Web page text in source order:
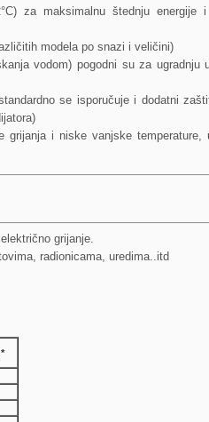
za maksimalnu štednju energije i
modela po snazi i veličini)
vodom) pogodni su za ugradnju
se isporučuje i dodatni
grijanja i niske vanjske temperature,
grijanje.
radionicama, uredima..itd